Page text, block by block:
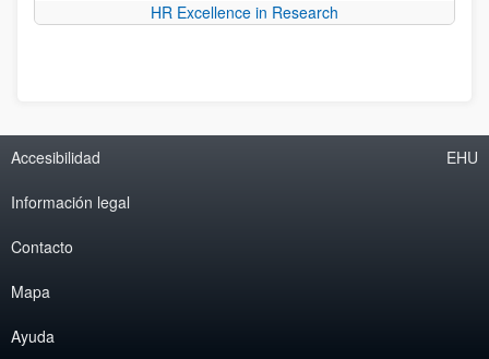
HR Excellence in Research
Accesibilidad
Información legal
Contacto
Mapa
Ayuda
EHU